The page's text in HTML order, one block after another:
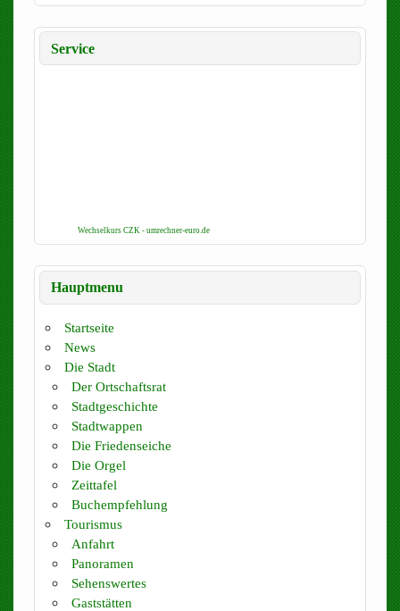
Service
Wechselkurs CZK - umrechner-euro.de
Hauptmenu
Startseite
News
Die Stadt
Der Ortschaftsrat
Stadtgeschichte
Stadtwappen
Die Friedenseiche
Die Orgel
Zeittafel
Buchempfehlung
Tourismus
Anfahrt
Panoramen
Sehenswertes
Gaststätten